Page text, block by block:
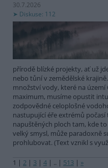
30.7.2026
Diskuse: 112
přírodě blízké projekty, ať už
nebo tůní v zemědělské
množství vody, které na území
maximum, musíme opustit
zodpovědné celoplošné
nastupující éře extrémů
napuštěných ploch tam, kde
velký smysl, může paradoxně
prohlubovat. (Text vznikl s
1 | 2 | 3 | 4 | .. | 513 | »